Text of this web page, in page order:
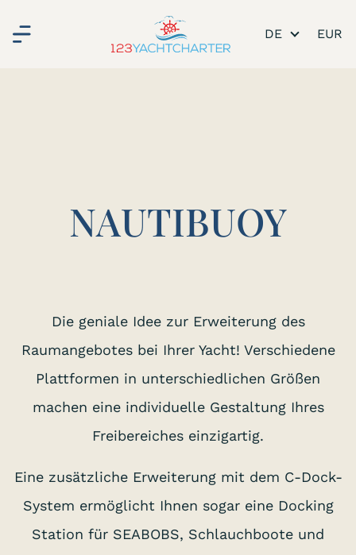
DE
NAUTIBUOY
Die geniale Idee zur Erweiterung des
Raumangebotes bei Ihrer Yacht! Verschiedene
Plattformen in unterschiedlichen Größen
machen eine individuelle Gestaltung Ihres
Freibereiches einzigartig.
Eine zusätzliche Erweiterung mit dem C-Dock-
System ermöglicht Ihnen sogar eine Docking
Station für SEABOBS, Schlauchboote und